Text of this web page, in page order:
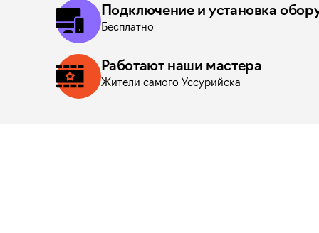
Кабельное ТВ -320 каналов
Подключить
Кабельное ТВ -320 каналов
Подключить
Подключение и установка
Бесплатно
Работают наши мастера
Жители самого Уссурийска